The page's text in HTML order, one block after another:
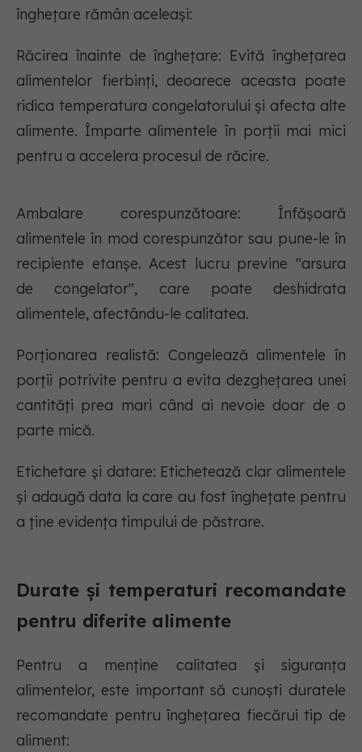
înghețare rămân aceleași:
Răcirea înainte de înghețare: Evită înghețarea
alimentelor fierbinți, deoarece aceasta poate
ridica temperatura congelatorului și afecta alte
alimente. Împarte alimentele în porții mai mici
pentru a accelera procesul de răcire.
Ambalare corespunzătoare: Înfășoară
alimentele în mod corespunzător sau pune-le în
recipiente etanșe. Acest lucru previne "arsura
de congelator", care poate deshidrata
alimentele, afectându-le calitatea.
Porționarea realistă: Congelează alimentele în
porții potrivite pentru a evita dezghețarea unei
cantități prea mari când ai nevoie doar de o
parte mică.
Etichetare și datare: Etichetează clar alimentele
și adaugă data la care au fost înghețate pentru
a ține evidența timpului de păstrare.
Durate și temperaturi recomandate
pentru diferite alimente
Pentru a menține calitatea și siguranța
alimentelor, este important să cunoști duratele
recomandate pentru înghețarea fiecărui tip de
aliment: